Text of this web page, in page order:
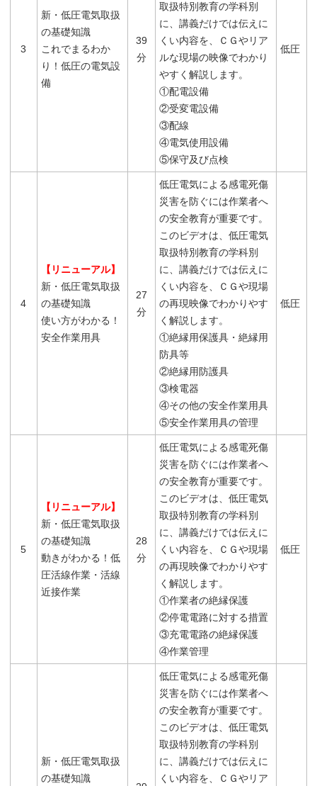
3
新・低圧電気取扱
の基礎知識
これでまるわか
り！低圧の電気設
備
39
分
取扱特別教育の学科別
に、講義だけでは伝えに
くい内容を、ＣＧやリア
ルな現場の映像でわかり
やすく解説します。
①配電設備
②受変電設備
③配線
④電気使用設備
⑤保守及び点検
低圧
4
【リニューアル】
新・低圧電気取扱
の基礎知識
使い方がわかる！
安全作業用具
27
分
低圧電気による感電死傷
災害を防ぐには作業者へ
の安全教育が重要です。
このビデオは、低圧電気
取扱特別教育の学科別
に、講義だけでは伝えに
くい内容を、ＣＧや現場
の再現映像でわかりやす
く解説します。
①絶縁用保護具・絶縁用
防具等
②絶縁用防護具
③検電器
④その他の安全作業用具
⑤安全作業用具の管理
低圧
5
【リニューアル】
新・低圧電気取扱
の基礎知識
動きがわかる！低
圧活線作業・活線
近接作業
28
分
低圧電気による感電死傷
災害を防ぐには作業者へ
の安全教育が重要です。
このビデオは、低圧電気
取扱特別教育の学科別
に、講義だけでは伝えに
くい内容を、ＣＧや現場
の再現映像でわかりやす
く解説します。
①作業者の絶縁保護
②停電電路に対する措置
③充電電路の絶縁保護
④作業管理
低圧
新・低圧電気取扱
の基礎知識
低圧電気による感電死傷
災害を防ぐには作業者へ
の安全教育が重要です。
このビデオは、低圧電気
取扱特別教育の学科別
に、講義だけでは伝えに
くい内容を、ＣＧやリア